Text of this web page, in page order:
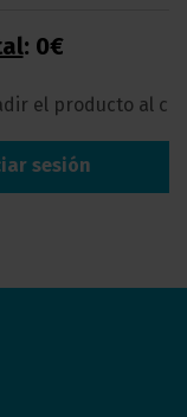
: 0€
el producto al
sesión